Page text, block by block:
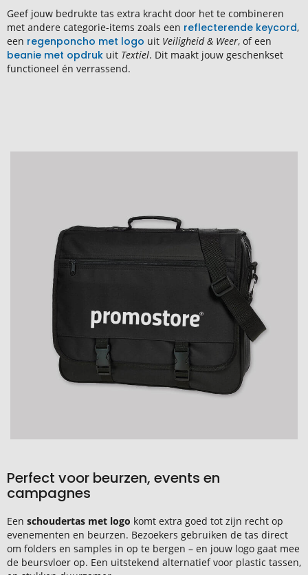
Geef jouw bedrukte tas extra kracht door het te combineren
met andere categorie-items zoals een reflecterende keycord,
een regenponcho met logo uit Veiligheid & Weer, of een
beanie met opdruk uit Textiel. Dit maakt jouw geschenkset
functioneel én verrassend.
Perfect voor beurzen, events en
campagnes
Een schoudertas met logo komt extra goed tot zijn recht op
evenementen en beurzen. Bezoekers gebruiken de tas direct
om folders en samples in op te bergen – en jouw logo gaat mee
de beursvloer op. Een uitstekend alternatief voor plastic tassen,